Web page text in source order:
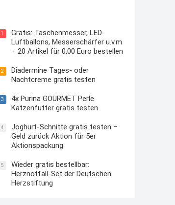
1
Gratis: Taschenmesser, LED-
Luftballons, Messerschärfer u.v.m
– 20 Artikel für 0,00 Euro bestellen
2
Diadermine Tages- oder
Nachtcreme gratis testen
3
4x Purina GOURMET Perle
Katzenfutter gratis testen
4
Joghurt-Schnitte gratis testen –
Geld zurück Aktion für 5er
Aktionspackung
5
Wieder gratis bestellbar:
Herznotfall-Set der Deutschen
Herzstiftung